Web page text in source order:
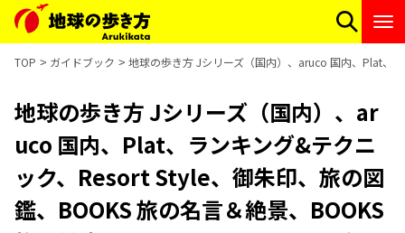
TOP ガイドブック 地球の歩き方 Jシリーズ（国内）、aruco 国内、Plat、
地球の歩き方 Jシリーズ（国内）、ar
uco 国内、Plat、ランキング&テクニ
ック、Resort Style、御朱印、旅の図
鑑、BOOKS 旅の名言＆絶景、BOOKS